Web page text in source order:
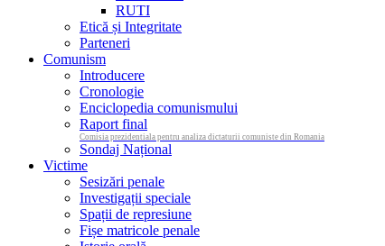
RUTI
Etică și Integritate
Parteneri
Comunism
Introducere
Cronologie
Enciclopedia comunismului
Raport final
Comisia prezidentiala pentru analiza dictaturii comuniste din Romania
Sondaj Național
Victime
Sesizări penale
Investigații speciale
Spații de represiune
Fișe matricole penale